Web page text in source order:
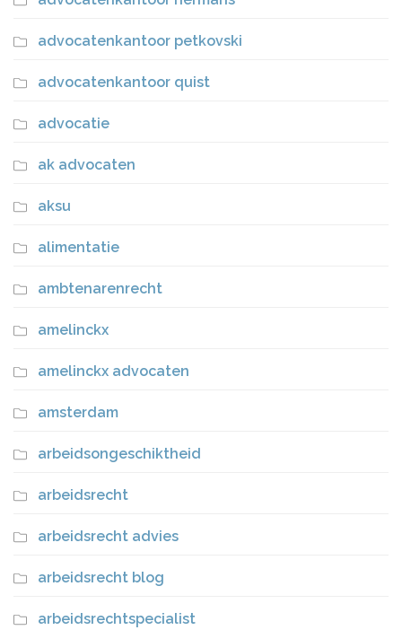
advocatenkantoor petkovski
advocatenkantoor quist
advocatie
ak advocaten
aksu
alimentatie
ambtenarenrecht
amelinckx
amelinckx advocaten
amsterdam
arbeidsongeschiktheid
arbeidsrecht
arbeidsrecht advies
arbeidsrecht blog
arbeidsrechtspecialist